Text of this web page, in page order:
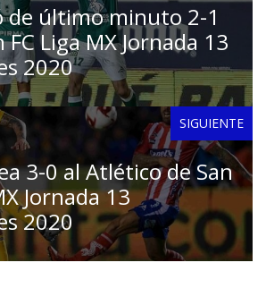
de último minuto 2-1
Liga MX Jornada 13
2020
SIGUIENTE
3-0 al Atlético de San
Jornada 13
2020